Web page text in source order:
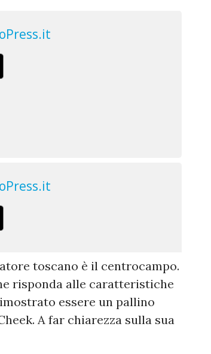
toscano è il centrocampo.
risponda alle caratteristiche
essere un pallino
A far chiarezza sulla sua